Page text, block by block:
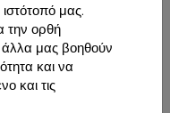
μας.
την ορθή
άλλα μας βοηθούν
και να
και τις